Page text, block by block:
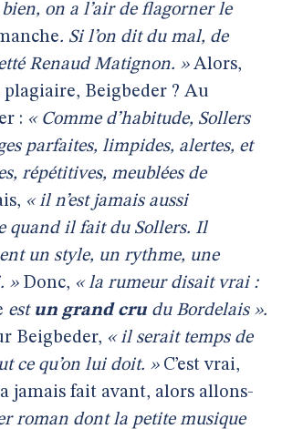
on a l’air de flagorner le
. Si l’on dit du mal, de
Renaud Matignon. »Alors,
Beigbeder ? Au
: « Comme d’habitude, Sollers
parfaites, limpides, alertes, et
répétitives, meublées de
« il n’est jamais aussi
quand il fait du Sollers. Il
un style, un rythme, une
» Donc, « la rumeur disait vrai :
est un grand cru du Bordelais ».
Beigbeder, « il serait temps de
ce qu’on lui doit. »C’est vrai,
jamais fait avant, alors allons-
roman dont la petite musique